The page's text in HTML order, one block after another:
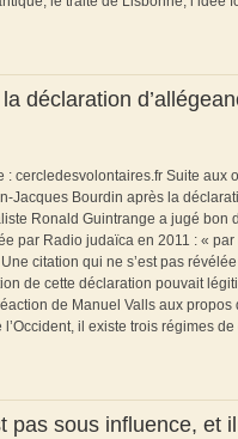
déclaration
: cercledesvolontaires.fr Suite aux
Jacques Bourdin après la
Ronald Guintrange a jugé
par Radio judaïca en 2011 : «
citation qui ne s’est pas
de cette déclaration pouvait
de Manuel Valls aux
il existe trois régimes
pas sous influence, et